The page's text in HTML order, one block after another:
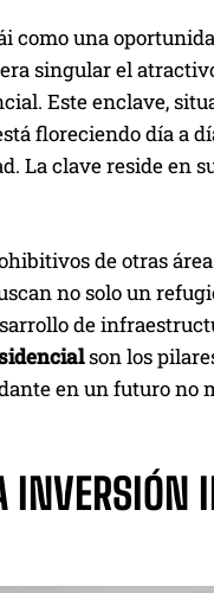
una
singular el
Este enclave,
floreciendo día a
La clave reside en
de otras
no solo un
de
son los
en un futuro
INVERSIÓN